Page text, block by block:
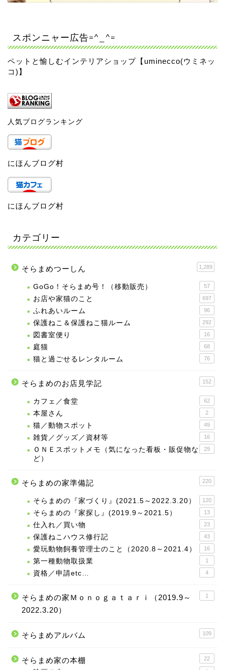
スポンニャー広告=^_^=
ペットと愉しむインテリアショップ【uminecco(ウミネッ
コ)】
人気ブログランキング
にほんブログ村
にほんブログ村
カテゴリー
そらまめつーしん 1,289
GoGo！そらまめ号！（移動販売） 57
お店や家猫のこと 697
ふれあいルーム 96
保護ねこ＆保護ねこ猫ルーム 292
図書室便り 16
庭猫 68
猫と過ごせるレンタルーム 76
そらまめのお店見学記 152
カフェ／食堂 62
本屋さん 2
猫／動物スポット 49
雑貨／グッズ／資材等 16
ＯＮＥスポットメモ（気になった看板・販促物な
ど）
29
そらまめの家準備記 220
そらまめの『家づくり』(2021.5～2022.3.20） 120
そらまめの『家探し』(2019.9～2021.5） 13
仕入れ／買い物 23
保護ねこハウス修行記 43
愛玩動物飼養管理士のこと（2020.8～2021.4） 16
第一種動物取扱業 1
資格／申請etc… 4
そらまめの家Ｍｏｎｏｇａｔａｒｉ（2019.9～
2022.3.20）
1
そらまめアルバム 109
そらまめ家の本棚 22